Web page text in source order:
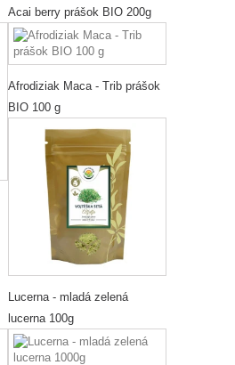
Acai berry prášok BIO 200g
Afrodiziak Maca - Trib prášok
BIO 100 g
Lucerna - mladá zelená
lucerna 100g